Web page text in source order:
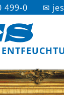
499-0 ✉